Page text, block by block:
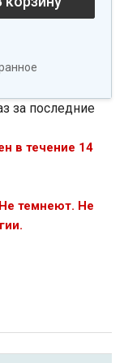
за последние
в течение 14
темнеют. Не